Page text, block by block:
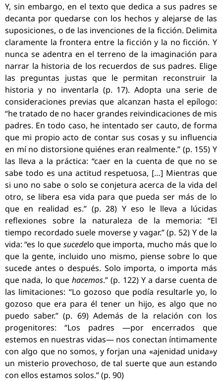
Y, sin embargo, en el texto que dedica a sus padres se
decanta por quedarse con los hechos y alejarse de las
suposiciones, o de las invenciones de la ficción. Delimita
claramente la frontera entre la ficción y la no ficción. Y
nunca se adentra en el terreno de la imaginación para
narrar la historia de los recuerdos de sus padres. Elige
las preguntas justas que le permitan reconstruir la
historia y no inventarla (p. 17). Adopta una serie de
consideraciones previas que alcanzan hasta el epílogo:
“he tratado de no hacer grandes reivindicaciones de mis
padres. En todo caso, he intentado ser cauto, de forma
que mi propio acto de contar sus cosas y su influencia
en mí no distorsione quiénes eran realmente.” (p. 155) Y
las lleva a la práctica: “caer en la cuenta de que no se
sabe todo es una actitud respetuosa, […] Mientras que
si uno no sabe o solo se conjetura acerca de la vida del
otro, se libera esa vida para que pueda ser más de lo
que en realidad es.” (p. 28) Y eso le lleva a lúcidas
reflexiones sobre la naturaleza de la memoria: “El
tiempo recordado suele moverse y vagar.” (p. 52) Y de la
vida: “es lo que sucedelo que importa, mucho más que lo
que la gente, incluido uno mismo, piense sobre lo que
sucede antes o después. Solo importa, o importa más
que nada, lo quehacemos.” (p. 122) Y a darse cuenta de
las limitaciones: “Lo gozoso que podía resultarle yo, lo
gozoso que era para él tener un hijo, es algo que no
puedo saber.” (p. 69) Además de la relación con los
progenitores: “Los padres —por encerrados que
estemos en nuestras vidas— nos conectan íntimamente
con algo que no somos, y forjan una «ajenidad unida»y
un misterio provechoso, de tal suerte que aun estando
con ellos estamos solos.” (p. 90)